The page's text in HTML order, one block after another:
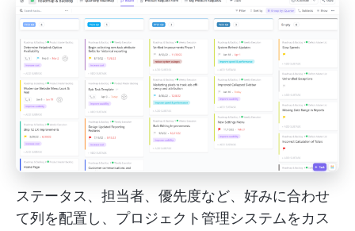
ステータス、担当者、優先度など、好みに合わせ
て列を配置し、プロジェクト管理システムをカス